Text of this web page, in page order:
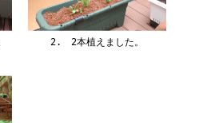
2. 2本植えました。